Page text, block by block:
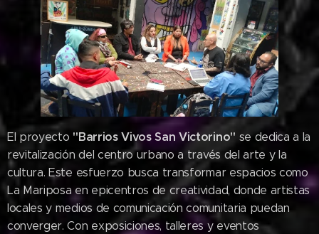
El proyecto "Barrios Vivos San Victorino" se dedica a la
revitalización del centro urbano a través del arte y la
cultura. Este esfuerzo busca transformar espacios como
La Mariposa en epicentros de creatividad, donde artistas
locales y medios de comunicación comunitaria puedan
converger. Con exposiciones, talleres y eventos